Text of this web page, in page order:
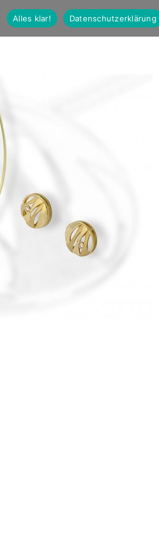
Alles klar! Datenschutzerklärung